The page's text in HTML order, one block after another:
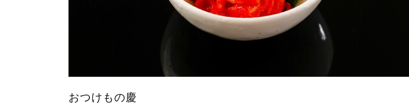
おつけもの慶